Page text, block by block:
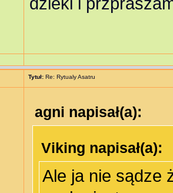
Tytuł: Re: Rytualy Asatru
agni napisał(a):
Viking napisał(a):
Ale ja nie sądze